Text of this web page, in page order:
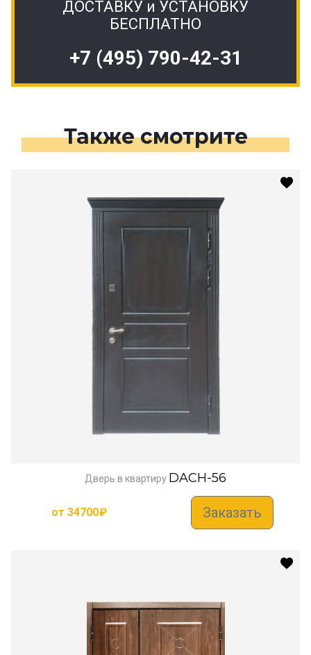
ДОСТАВКУ и УСТАНОВКУ
БЕСПЛАТНО
+7 (495) 790-42-31
Также смотрите
Дверь в квартиру DACH-56
от 34700₽ Заказать